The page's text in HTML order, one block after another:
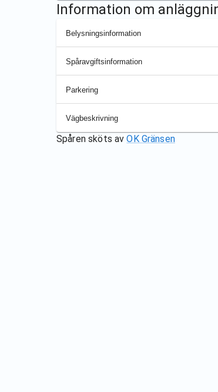
Information om
Belysningsinformation
Spåravgiftsinformation
Parkering
Vägbeskrivning
Spåren sköts av OK Gränsen